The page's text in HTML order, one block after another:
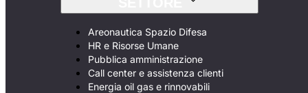
Areonautica Spazio Difesa
HR e Risorse Umane
Pubblica amministrazione
Call center e assistenza clienti
Energia oil gas e rinnovabili